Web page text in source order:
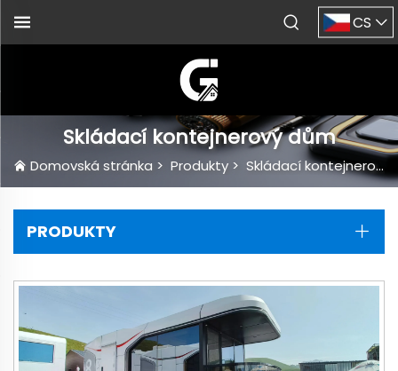
CS
Skládací kontejnerový dům
Domovská stránka > Produkty > Skládací kontejnerový dům
PRODUKTY